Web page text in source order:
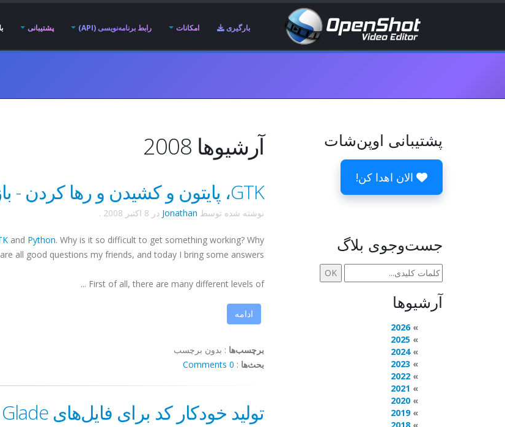
بارگیری امکانات رابط برنامه‌نویسی (API) پشتیبانی
آرشیوها 2008
GTK، پایتون و کشیدن و رها کردن - بازنگری!
نوشته شده توسط Jonathan در 8 اکتبر 2008 .
and Python. Why is it so difficult to get something working? Why
all good questions my friends, and today I bring some answers.
First of all, there are many different levels of ...
ادامه
برچسب‌ها : بدون برچسب
بحث‌ها :
0 Comments
تولید خودکار کد برای فایل‌های Glade
پشتیبانی اوپن‌شات
الان اهدا کن!
جست‌وجوی بلاگ
آرشیوها
2026
2025
2024
2023
2022
2021
2020
2019